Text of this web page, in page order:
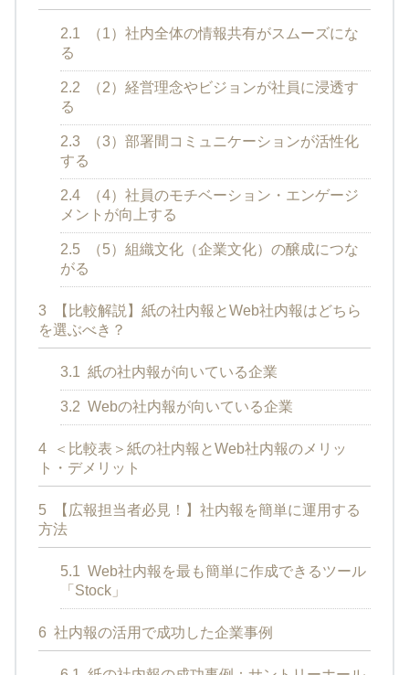
2.1
（1）社内全体の情報共有がスムーズにな
る
2.2
（2）経営理念やビジョンが社員に浸透す
る
2.3
（3）部署間コミュニケーションが活性化
する
2.4
（4）社員のモチベーション・エンゲージ
メントが向上する
2.5
（5）組織文化（企業文化）の醸成につな
がる
3
【比較解説】紙の社内報とWeb社内報はどちら
を選ぶべき？
3.1 紙の社内報が向いている企業
3.2 Webの社内報が向いている企業
4
＜比較表＞紙の社内報とWeb社内報のメリッ
ト・デメリット
5
【広報担当者必見！】社内報を簡単に運用する
方法
5.1 Web社内報を最も簡単に作成できるツール
「Stock」
6 社内報の活用で成功した企業事例